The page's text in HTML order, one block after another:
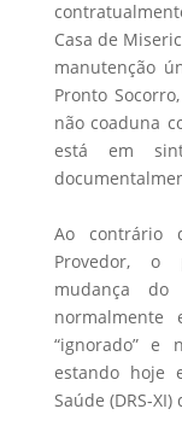
Casa de
manutenção
Pronto
não coaduna
está em
Ao contrário
Provedor, o
mudança
normalmente
“ignorado” e
estando hoje
Saúde (DRS-